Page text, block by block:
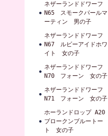
ネザーランドドワーフ
N65 スモークパールマ
ーティン 男の子
ネザーランドドワーフ
N67 ルビーアイドホワ
イト 女の子
ネザーランドドワーフ
N70 フォーン 女の子
ネザーランドドワーフ
N71 フォーン 女の子
ホーランドロップ A20
ブロークンブルートー
ト 女の子